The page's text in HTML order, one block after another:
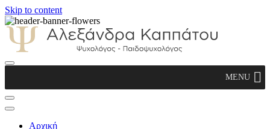
Skip to content
Παιδοψυχολόγος
MENU
Αρχική